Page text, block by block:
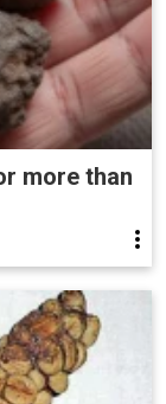
more than